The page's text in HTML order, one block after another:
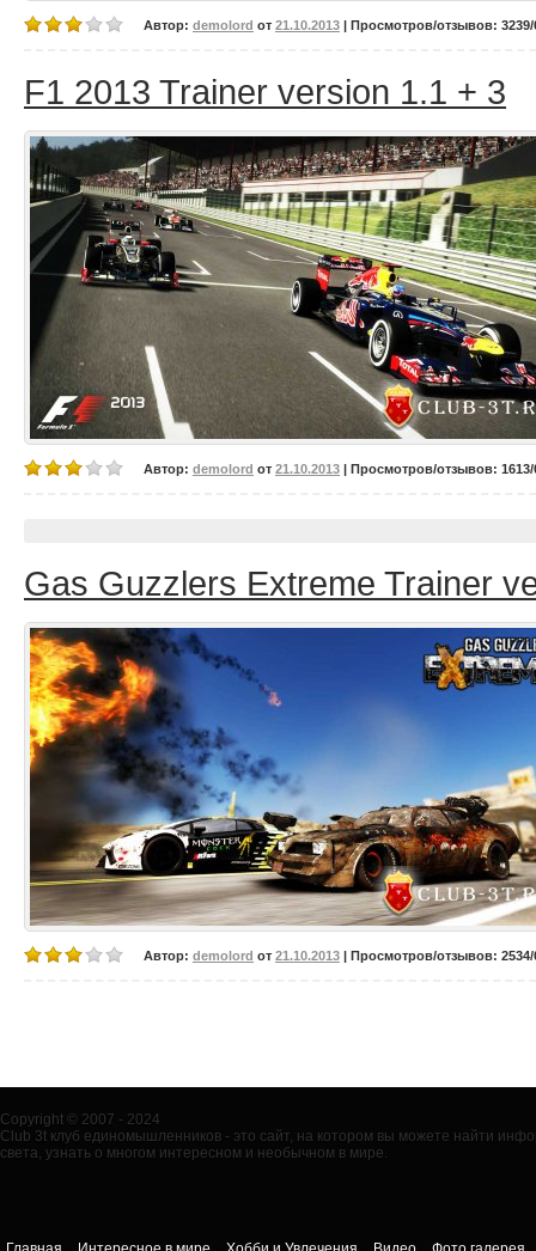
Автор: demolord от 21.10.2013 | Просмотров/отзывов: 3239/
F1 2013 Trainer version 1.1 + 3
Автор: demolord от 21.10.2013 | Просмотров/отзывов: 1613/
Gas Guzzlers Extreme Trainer
Автор: demolord от 21.10.2013 | Просмотров/отзывов: 2534/
Copyright © 2007 - 2024
Club 3t клуб единомышленников - это сайт, на котором вы можете найти
света, узнать о многом интересном и необычном в мире.